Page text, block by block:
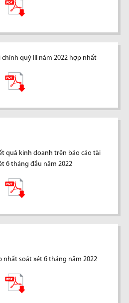
chính quý III năm 2022 hợp nhất
quả kinh doanh trên báo cáo tài
6 tháng đầu năm 2022
nhất soát xét 6 tháng năm 2022